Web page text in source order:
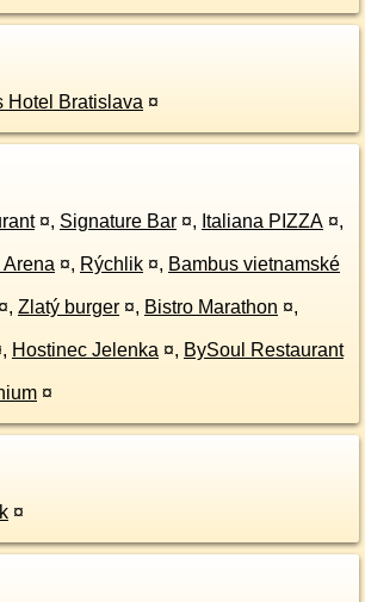
Hotel Bratislava ¤
¤, Signature Bar ¤, Italiana PIZZA ¤,
Arena ¤, Rýchlik ¤, Bambus vietnamské
¤, Zlatý burger ¤, Bistro Marathon ¤,
, Hostinec Jelenka ¤, BySoul Restaurant
¤
¤